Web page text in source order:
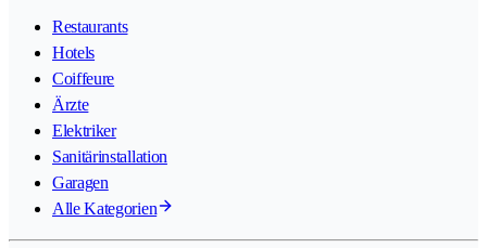
Restaurants
Hotels
Coiffeure
Ärzte
Elektriker
Sanitärinstallation
Garagen
Alle Kategorien